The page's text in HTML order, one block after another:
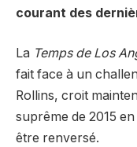
courant des
La Temps de Los
fait face à un
Rollins, croit
suprême de 2015 en
être renversé.